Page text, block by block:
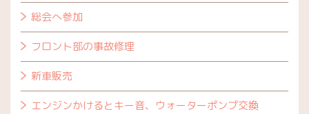
総会へ参加
フロント部の事故修理
新車販売
エンジンかけるとキー音、ウォーターポンプ交換